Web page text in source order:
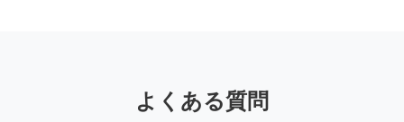
よくある質問